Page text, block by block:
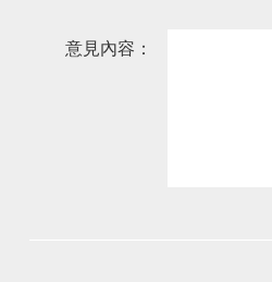
意見內容：